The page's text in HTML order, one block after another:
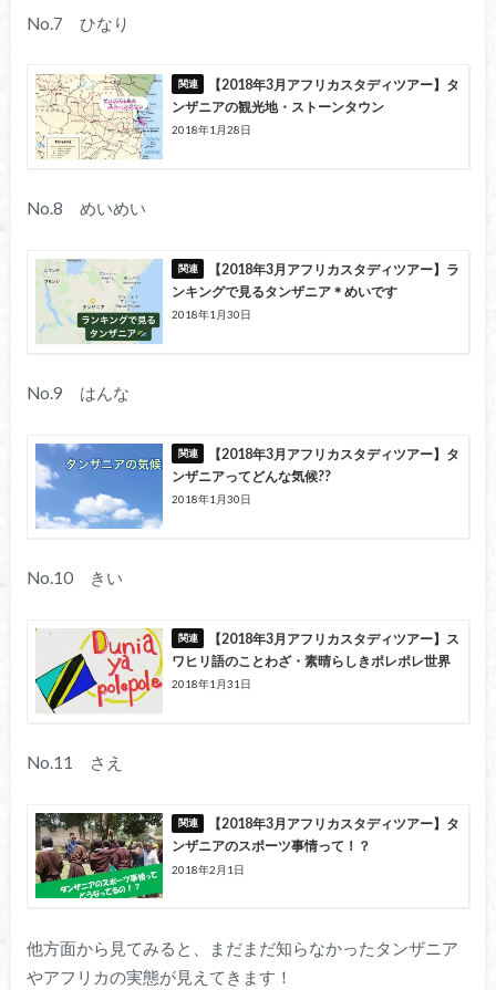
No.7 ひなり
【2018年3月アフリカスタディツアー】タ
ンザニアの観光地・ストーンタウン
2018年1月28日
No.8 めいめい
【2018年3月アフリカスタディツアー】ラ
ンキングで見るタンザニア＊めいです
2018年1月30日
No.9 はんな
【2018年3月アフリカスタディツアー】タ
ンザニアってどんな気候??
2018年1月30日
No.10 きい
【2018年3月アフリカスタディツアー】ス
ワヒリ語のことわざ・素晴らしきポレポレ世界
2018年1月31日
No.11 さえ
【2018年3月アフリカスタディツアー】タ
ンザニアのスポーツ事情って！？
2018年2月1日
他方面から見てみると、まだまだ知らなかったタンザニア
やアフリカの実態が見えてきます！